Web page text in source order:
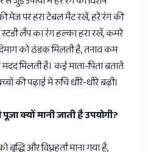
मेज पर हरा टेबल मैट रखें, हरे रंग की
लैंप का रंग हल्का हरा रखें, कमरे
को ठंडक मिलती है, तनाव कम
मिलती है। कई माता-पिता बताते
की पढ़ाई में रुचि धीरे-धीरे बढ़ी।
क्यों मानी जाती है उपयोगी?
और विघ्नहर्ता माना गया है,